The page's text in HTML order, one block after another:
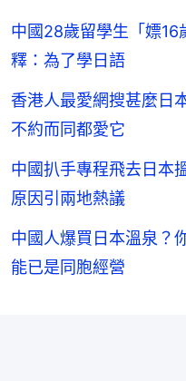
中國28歲留學生「嫖
釋：為了學日語
香港人最愛網搜甚麼
不約而同都愛它
中國扒手專程飛去日
原因引兩地熱議
中國人爆買日本溫泉？
能已是同胞經營